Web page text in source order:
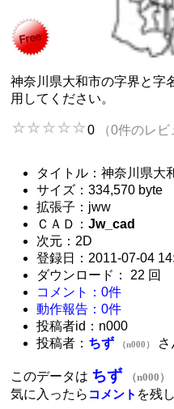
神奈川県大和市の字界と字
用してください。
0 （0件のレビ
タイトル：神奈川県大
サイズ：334,570 byte
拡張子：jww
ＣＡＤ：Jw_cad
次元：2D
登録日：2011-07-04
ダウンロード： 22 回
コメント：0件
動作報告：0件
投稿者id：n000
投稿者： ちず （n000） さ
このデータは ちず （n000）
気に入ったら コメント を残